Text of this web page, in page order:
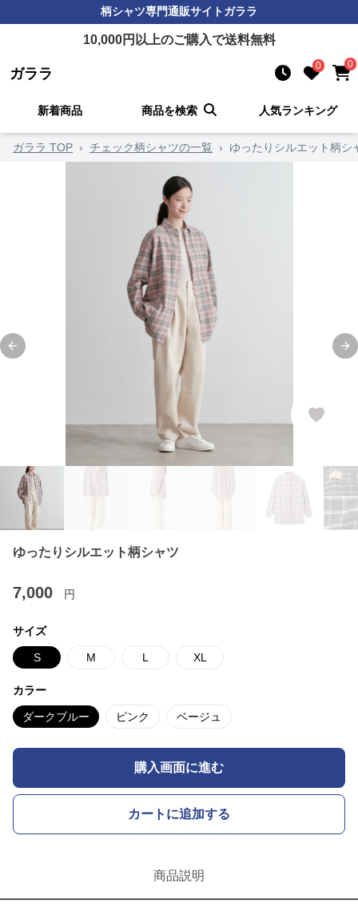
柄シャツ専門通販サイトガララ
10,000円以上のご購入で送料無料
ガララ 0 0
新着商品 商品を検索 人気ランキング
ガララ TOP › チェック柄シャツの一覧 › ゆったりシルエット柄シ
Previous slide
ゆったりシルエット柄シャツ
7,000 円
サイズ
S M L XL
カラー
ダークブルー ピンク ベージュ
購入画面に進む
カートに追加する
商品説明